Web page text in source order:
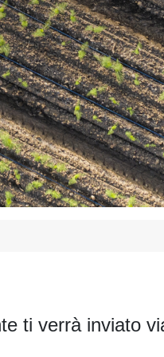
ti verrà inviato